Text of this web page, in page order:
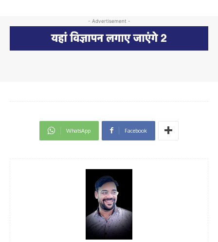
- Advertisement -
WhatsApp Facebook